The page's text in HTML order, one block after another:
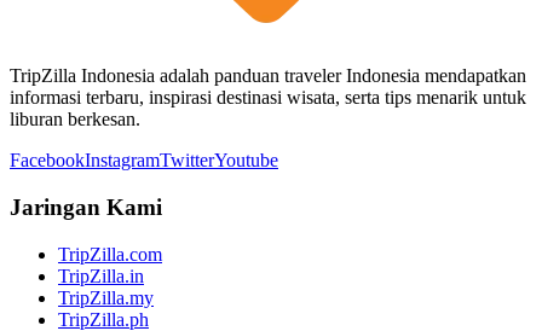
TripZilla Indonesia adalah panduan traveler Indonesia mendapatkan
informasi terbaru, inspirasi destinasi wisata, serta tips menarik untuk
liburan berkesan.
FacebookInstagramTwitterYoutube
Jaringan Kami
TripZilla.com
TripZilla.in
TripZilla.my
TripZilla.ph